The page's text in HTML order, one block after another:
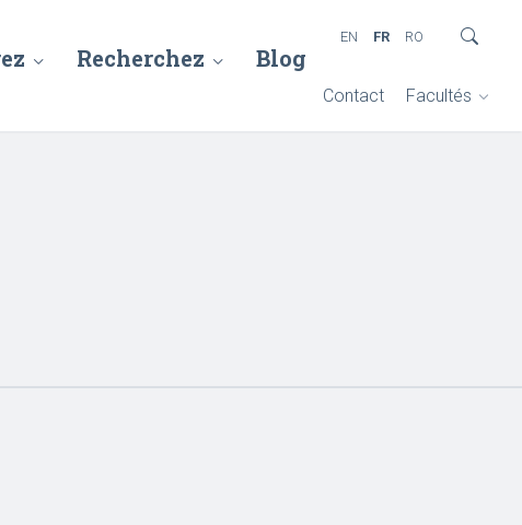
Recherchez Blog
Contact Facultés
EN FR RO